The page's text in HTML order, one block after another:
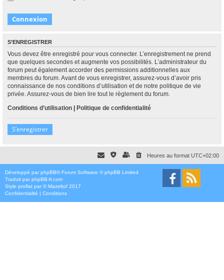
S’ENREGISTRER
Vous devez être enregistré pour vous connecter. L’enregistrement ne prend
que quelques secondes et augmente vos possibilités. L’administrateur du
forum peut également accorder des permissions additionnelles aux
membres du forum. Avant de vous enregistrer, assurez-vous d’avoir pris
connaissance de nos conditions d’utilisation et de notre politique de vie
privée. Assurez-vous de bien lire tout le règlement du forum.
Conditions d’utilisation | Politique de confidentialité
S’enregistrer
Heures au format UTC+02:00
Développé par phpBB® Forum Software © phpBB Limited
Traduit par phpBB-fr.com
Style proflat par ©Mazeltof 2017
Confidentialité | Conditions